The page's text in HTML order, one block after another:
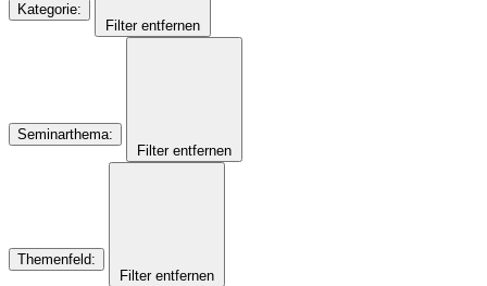
Kategorie:
Filter entfernen
Seminarthema:
Filter entfernen
Themenfeld:
Filter entfernen